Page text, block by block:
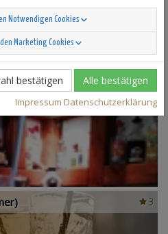
61
0%
3
Notwendigen Cookies
Marketing Cookies
bestätigen Alle bestätigen
Impressum Datenschutzerklärung